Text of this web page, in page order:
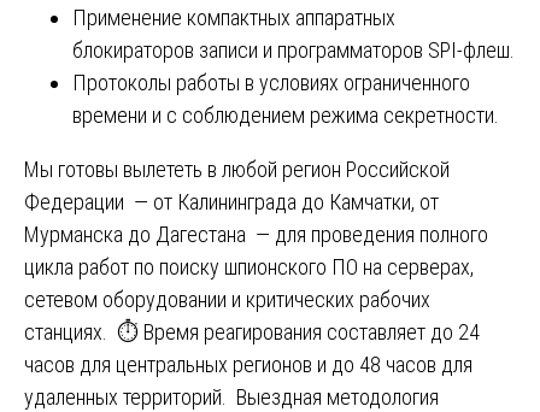
Применение компактных аппаратных
блокираторов записи и программаторов SPI-флеш.
Протоколы работы в условиях ограниченного
времени и с соблюдением режима секретности.
Мы готовы вылететь в любой регион Российской
Федерации — от Калининграда до Камчатки, от
Мурманска до Дагестана — для проведения полного
цикла работ по поиску шпионского ПО на серверах,
сетевом оборудовании и критических рабочих
станциях. ⏱️ Время реагирования составляет до 24
часов для центральных регионов и до 48 часов для
удаленных территорий. Выездная методология